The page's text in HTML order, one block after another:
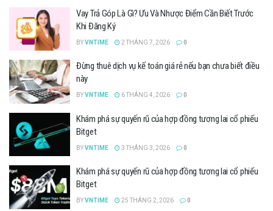
Vay Trả Góp Là Gì? Ưu Và Nhược Điểm Cần Biết Trước
Khi Đăng Ký
BYVNTIME 2 THÁNG 7, 2026 0
Đừng thuê dịch vụ kế toán giá rẻ nếu bạn chưa biết điều
này
BYVNTIME 6 THÁNG 4, 2026 0
Khám phá sự quyến rũ của hợp đồng tương lai cổ phiếu
Bitget
BYVNTIME 3 THÁNG 3, 2026 0
Khám phá sự quyến rũ của hợp đồng tương lai cổ phiếu
Bitget
BYVNTIME 25 THÁNG 2, 2026 0